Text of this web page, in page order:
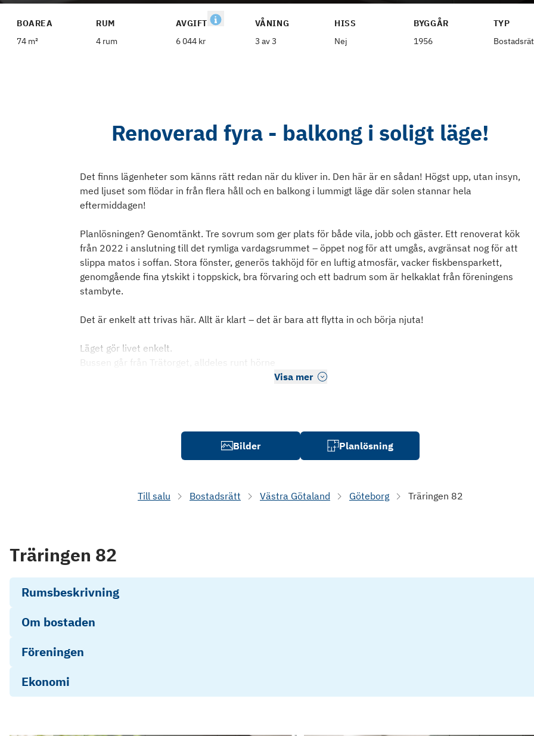
BOAREA
74 m²
RUM
4 rum
AVGIFT
6 044 kr
VÅNING
3 av 3
HISS
Nej
BYGGÅR
1956
TYP
Renoverad fyra - balkong i soligt läge!
Det finns lägenheter som känns rätt redan när du kliver in. Den här är en sådan! Högst upp, utan insyn,
med ljuset som flödar in från flera håll och en balkong i lummigt läge där solen stannar hela
eftermiddagen!
Planlösningen? Genomtänkt. Tre sovrum som ger plats för både vila, jobb och gäster. Ett renoverat kök
från 2022 i anslutning till det rymliga vardagsrummet – öppet nog för att umgås, avgränsat nog för att
slippa matos i soffan. Stora fönster, generös takhöjd för en luftig atmosfär, vacker fiskbensparkett,
genomgående fina ytskikt i toppskick, bra förvaring och ett badrum som är helkaklat från föreningens
stambyte.
Det är enkelt att trivas här. Allt är klart – det är bara att flytta in och börja njuta!
Läget gör livet enkelt.
Bussen går från Trätorget, alldeles runt hörne
Visa mer
Bilder Planlösning
Till salu Bostadsrätt Västra Götaland Göteborg Träringen 82
Träringen 82
Rumsbeskrivning
Om bostaden
Föreningen
Ekonomi